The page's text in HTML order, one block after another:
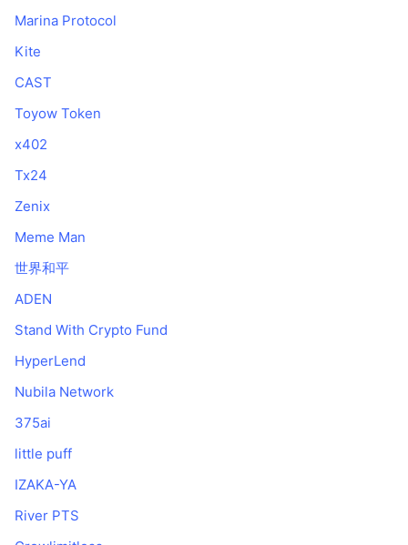
Marina Protocol
Kite
CAST
Toyow Token
x402
Tx24
Zenix
Meme Man
世界和平
ADEN
Stand With Crypto Fund
HyperLend
Nubila Network
375ai
little puff
IZAKA-YA
River PTS